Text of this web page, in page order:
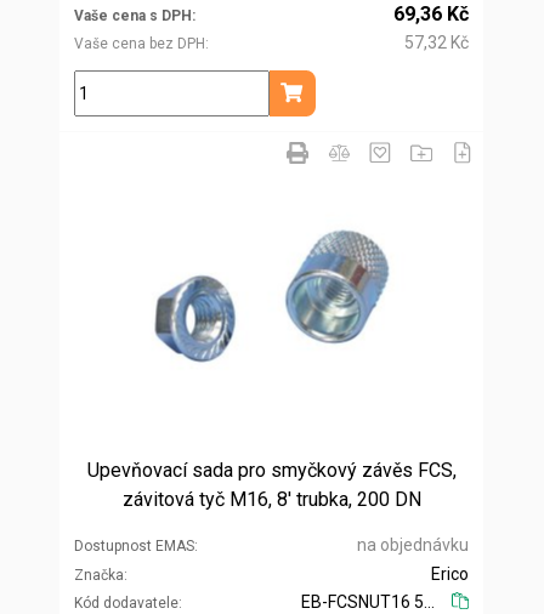
Vaše cena s DPH
Vaše cena bez DPH
69,36 Kč
57,32 Kč
ks
Přidat do košíku
Upevňovací sada pro smyčkový závěs FCS,
závitová tyč M16, 8' trubka, 200 DN
Dostupnost EMAS na objednávku
Značka
Kód dodavatele
Erico